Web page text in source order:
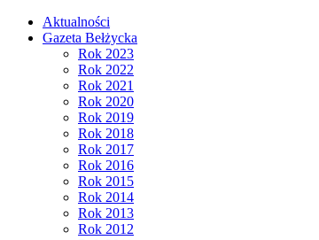
Aktualności
Gazeta Bełżycka
Rok 2023
Rok 2022
Rok 2021
Rok 2020
Rok 2019
Rok 2018
Rok 2017
Rok 2016
Rok 2015
Rok 2014
Rok 2013
Rok 2012